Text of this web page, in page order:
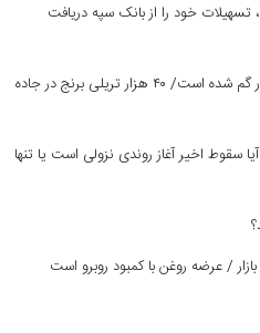
تسهیلات خود را از بانک سپه دریافت
یک میلیون تن برنج وارداتی در کشور گم شده است/ ۴۰ هزار تریلی برنج در جاده
اخیر آغاز روندی نزولی است یا تنها
/ عرضه روغن با کمبود روبرو است